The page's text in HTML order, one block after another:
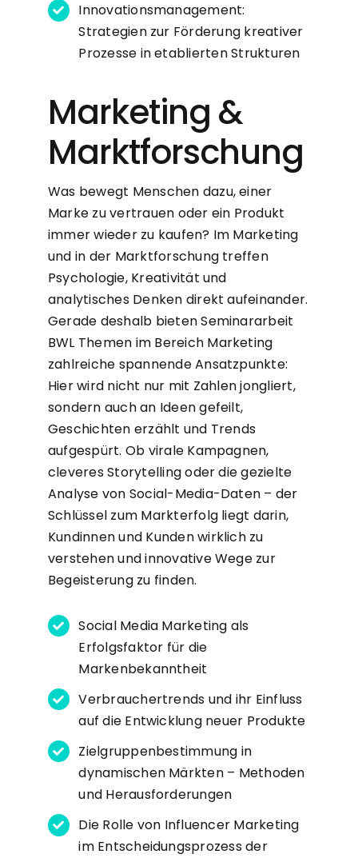
Innovationsmanagement:
Strategien zur Förderung kreativer
Prozesse in etablierten Strukturen
Marketing &
Marktforschung
Was bewegt Menschen dazu, einer
Marke zu vertrauen oder ein Produkt
immer wieder zu kaufen? Im Marketing
und in der Marktforschung treffen
Psychologie, Kreativität und
analytisches Denken direkt aufeinander.
Gerade deshalb bieten Seminararbeit
BWL Themen im Bereich Marketing
zahlreiche spannende Ansatzpunkte:
Hier wird nicht nur mit Zahlen jongliert,
sondern auch an Ideen gefeilt,
Geschichten erzählt und Trends
aufgespürt. Ob virale Kampagnen,
cleveres Storytelling oder die gezielte
Analyse von Social-Media-Daten – der
Schlüssel zum Markterfolg liegt darin,
Kundinnen und Kunden wirklich zu
verstehen und innovative Wege zur
Begeisterung zu finden.
Social Media Marketing als
Erfolgsfaktor für die
Markenbekanntheit
Verbrauchertrends und ihr Einfluss
auf die Entwicklung neuer Produkte
Zielgruppenbestimmung in
dynamischen Märkten – Methoden
und Herausforderungen
Die Rolle von Influencer Marketing
im Entscheidungsprozess der